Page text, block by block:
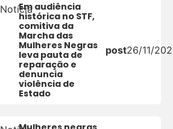
NotíciaEm audiência
histórica no STF,
comitiva da
Marcha das
Mulheres Negras
leva pauta de
reparação e
denuncia
violência de
Estado
post26/11/